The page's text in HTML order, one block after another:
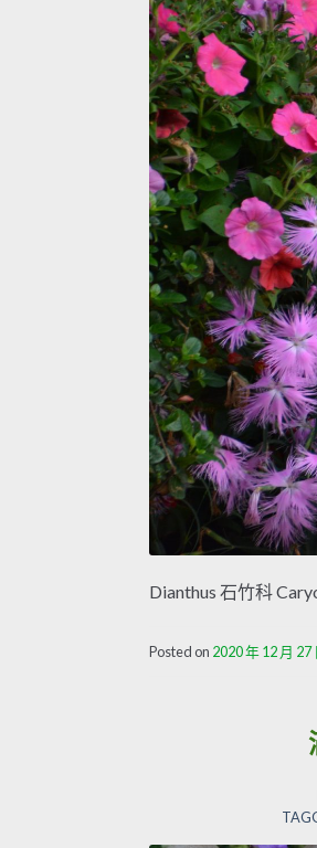
Dianthus 石竹科
Posted on 2020 年 12 月 27